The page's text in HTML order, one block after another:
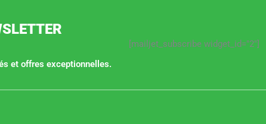
et offres exceptionnelles.
[mailjet_subscribe widget_id="2"]